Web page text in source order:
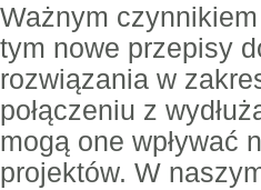
Ważnym
tym nowe przepisy
rozwiązania w
połączeniu z
mogą one wpływać
projektów. W